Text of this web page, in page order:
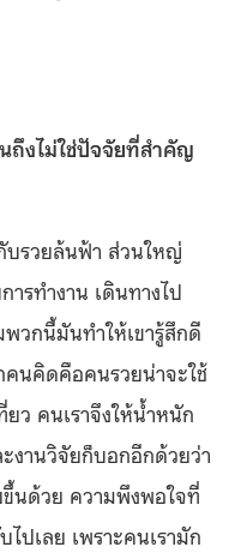
ถึงไม่ใช่ปัจจัยที่สำคัญ
บรวยล้นฟ้า ส่วนใหญ่
ารทำงาน เดินทางไป
พวกนี้มันทำให้เขารู้สึกดี
นคิดคือคนรวยน่าจะใช้
ว คนเราจึงให้น้ำหนัก
งานวิจัยก็บอกอีกด้วยว่า
นด้วย ความพึงพอใจที่
ปเลย เพราะคนเรามัก